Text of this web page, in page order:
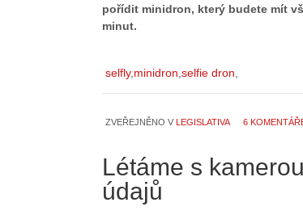
pořídit minidron, který budete mít
minut.
selfly minidron selfie dron
ZVEŘEJNĚNO V LEGISLATIVA 6
Létáme s
údajů